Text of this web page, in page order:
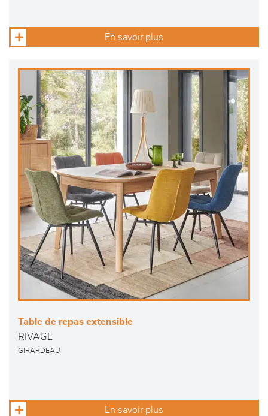
En savoir plus
Table de repas extensible
RIVAGE
GIRARDEAU
En savoir plus